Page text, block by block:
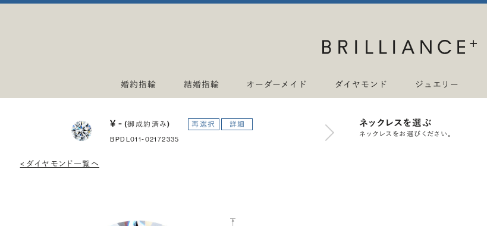
婚約指輪 結婚指輪 オーダーメイド ダイヤモンド ジュエリー
¥ -(御成約済み) 再選択 詳細
BPDL011-02172335
ネックレスを選ぶ
ネックレスをお選びください。
< ダイヤモンド一覧へ